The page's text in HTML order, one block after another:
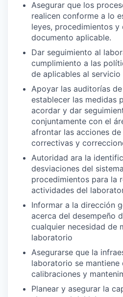
Asegurar que los
realicen conforme a lo
leyes, procedimientos y
documento aplicable.
Dar seguimiento al
cumplimiento a las
de aplicables al servicio
Apoyar las auditorías
establecer las medidas
acordar y dar
conjuntamente con el
afrontar las acciones
correctivas y
Autoridad ara la
desviaciones del
procedimientos para la
actividades del
Informar a la dirección
acerca del desempeño
cualquier necesidad de
laboratorio
Asegurarse que la
laboratorio se mantiene
calibraciones y
Planear y asegurar la